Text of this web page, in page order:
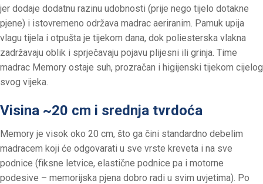
jer dodaje dodatnu razinu udobnosti (prije nego tijelo dotakne
pjene) i istovremeno održava madrac aeriranim. Pamuk upija
vlagu tijela i otpušta je tijekom dana, dok poliesterska vlakna
zadržavaju oblik i sprječavaju pojavu plijesni ili grinja. Time
madrac Memory ostaje suh, prozračan i higijenski tijekom cijelog
svog vijeka.
Visina ~20 cm i srednja tvrdoća
Memory je visok oko 20 cm, što ga čini standardno debelim
madracem koji će odgovarati u sve vrste kreveta i na sve
podnice (fiksne letvice, elastične podnice pa i motorne
podesive – memorijska pjena dobro radi u svim uvjetima). Po